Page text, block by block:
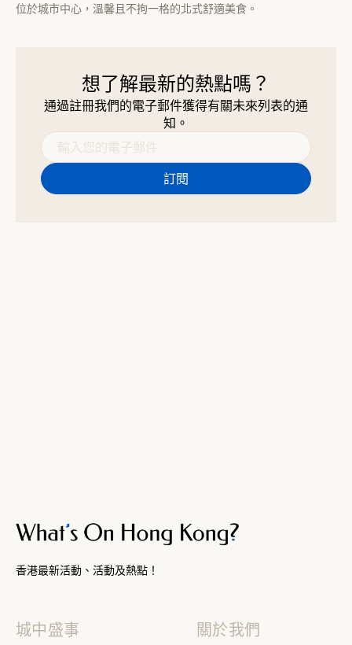
位於城市中心，溫馨且不拘一格的北式舒適美食。
想了解最新的熱點嗎？
通過註冊我們的電子郵件獲得有關未來列表的通
知。
香港最新活動、活動及熱點！
城中盛事 關於我們